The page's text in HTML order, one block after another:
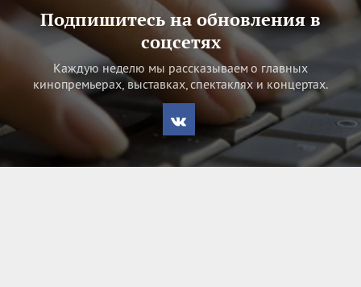
Подпишитесь на обновления в
соцсетях
Каждую неделю мы рассказываем о главных
кинопремьерах, выставках, спектаклях и концертах.